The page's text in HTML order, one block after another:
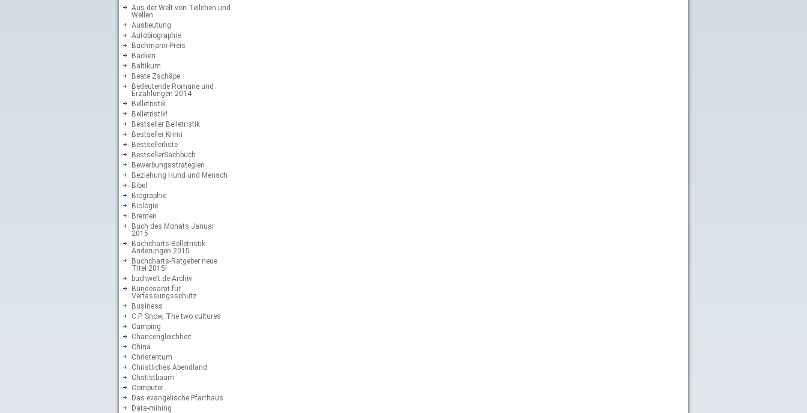
Aus der Welt von Teilchen und
Wellen
Ausbeutung
Autobiographie
Bachmann-Preis
Backen
Baltikum
Beate Zschäpe
Bedeutende Romane und
Erzählungen 2014
Belletristik
Belletristik!
Bestseller Belletristik
Bestseller Krimi
Bestsellerliste
BestsellerSachbuch
Bewerbungsstrategien
Beziehung Hund und Mensch
Bibel
Biographie
Biologie
Bremen
Buch des Monats Januar
2015
Buchcharts-Belletristik
Änderungen 2015
Buchcharts-Ratgeber neue
Titel 2015!
buchwelt.de Archiv
Bundesamt für
Verfassungsschutz
Business
C.P. Snow, The two cultures
Camping
Chancengleichheit
China
Christentum
Christliches Abendland
Chstistbaum
Computer
Das evangelische Pfarrhaus
Data-mining